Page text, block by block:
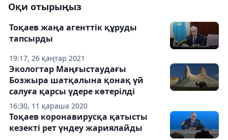
Оқи отырыңыз
19:17, 26 қаңтар 2021
Тоқаев жаңа агенттік құруды
тапсырды
16:30, 11 қараша 2020
Экологтар Маңғыстаудағы
Бозжыра шатқалына қонақ үй
салуға қарсы үдере көтерілді
Тоқаев коронавирусқа қатысты
кезекті рет үндеу жариялайды